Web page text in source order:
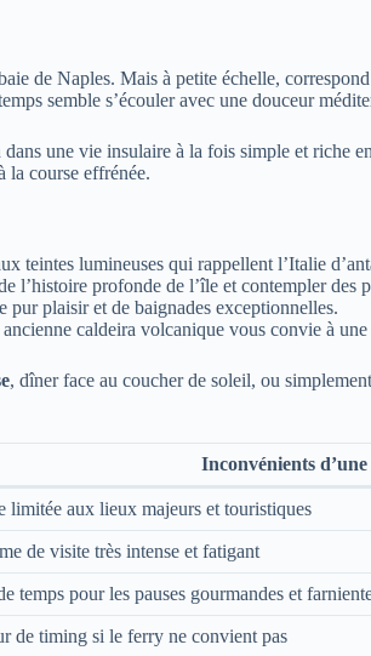
de Naples. Mais à petite échelle,
semble s’écouler avec une douceur
une vie insulaire à la fois simple et riche
la course effrénée.
teintes lumineuses qui rappellent l’Italie
l’histoire profonde de l’île et contempler des
plaisir et de baignades exceptionnelles.
caldeira volcanique vous convie à
, dîner face au coucher de soleil, ou
Inconvénients
limitée aux lieux majeurs et touristiques
de visite très intense et fatigant
temps pour les pauses gourmandes et
de timing si le ferry ne convient pas